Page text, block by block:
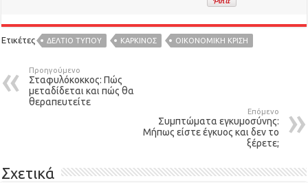
Ετικέτες ΔΕΛΤΙΟ ΤΥΠΟΥ ΚΑΡΚΙΝΟΣ ΟΙΚΟΝΟΜΙΚΗ ΚΡΙΣΗ
Προηγούμενο
Σταφυλόκοκκος: Πώς
μεταδίδεται και πώς θα
θεραπευτείτε
Επόμενο
Συμπτώματα εγκυμοσύνης:
Μήπως είστε έγκυος και δεν το
ξέρετε;
Σχετικά